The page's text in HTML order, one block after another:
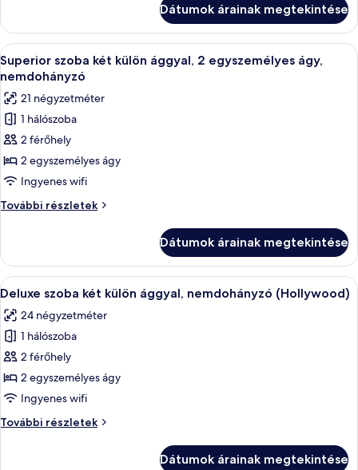
nemdohányzó
ággyal,
nemdohányzó
további
részletei
Dátumok árainak megtekintése
A
következő
szoba
összes
képének
megtekintése:
Superior
szoba
két
külön
2
egyszemélyes
ágy,
nemdohányzó
Egy szállodai szoba két ággyal,
5
Superior szoba két külön ággyal, 2 egyszemélyes ágy,
nemdohányzó
21 négyzetméter
1 hálószoba
2 férőhely
2 egyszemélyes ágy
Ingyenes wifi
További részletek
Superior
ággyal,
egyszemélyes
nemdohányzó
további
Dátumok árainak megtekintése
A
következő
szoba
összes
képének
megtekintése:
Deluxe
két
Egy modern szállodaszoba,
3
Deluxe szoba két külön ággyal, nemdohányzó (Hollywood)
24 négyzetméter
1 hálószoba
2 férőhely
2 egyszemélyes ágy
Ingyenes wifi
További részletek
Deluxe
Dátumok árainak megtekintése